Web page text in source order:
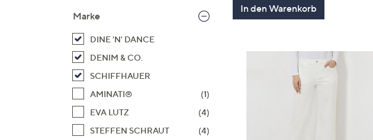
Marke
DINE 'N' DANCE
DENIM & CO.
SCHIFFHAUER
AMINATI®
(1)
EVA LUTZ
(4)
STEFFEN SCHRAUT
(4)
In den Warenkorb